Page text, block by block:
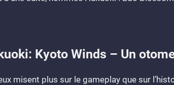
Kyoto Winds – Un
misent plus sur le gameplay que sur